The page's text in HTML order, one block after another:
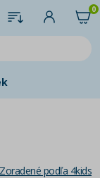
0
Zoradené podľa 4kids